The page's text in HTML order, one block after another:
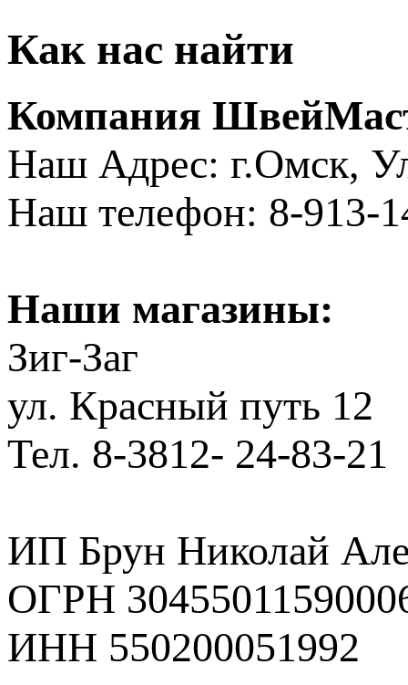
Как нас найти
Компания
Наш Адрес: г.Омск,
Наш телефон: 8-913-
Наши магазины:
Зиг-Заг
ул. Красный путь 12
Тел. 8-3812- 24-83-21
ИП Брун Николай
ОГРН
ИНН 550200051992